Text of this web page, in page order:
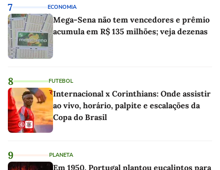
7 ECONOMIA
Mega-Sena não tem vencedores e prêmio
acumula em R$ 135 milhões; veja dezenas
8 FUTEBOL
Internacional x Corinthians: Onde assistir
ao vivo, horário, palpite e escalações da
Copa do Brasil
9 PLANETA
Em 1950, Portugal plantou eucaliptos para